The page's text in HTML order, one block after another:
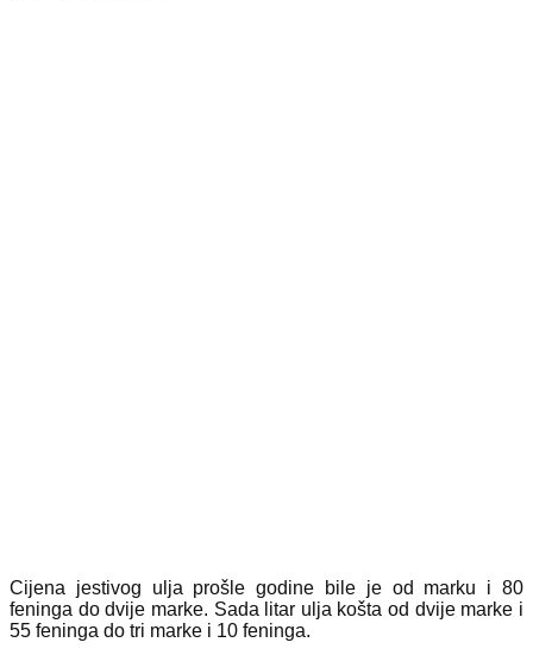
Cijena jestivog ulja prošle godine bile je od marku i 80
feninga do dvije marke. Sada litar ulja košta od dvije marke i
55 feninga do tri marke i 10 feninga.